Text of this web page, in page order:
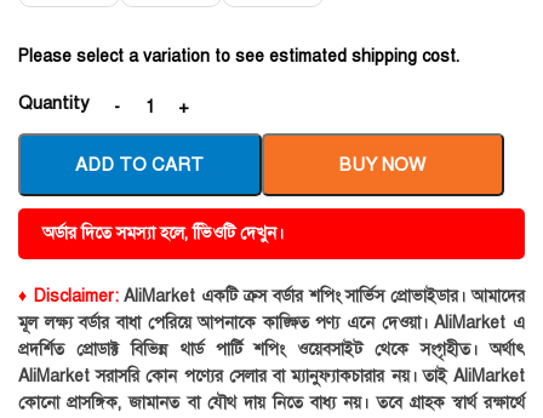
Please select a variation to see estimated shipping cost.
Quantity
ADD TO CART BUY NOW
অর্ডার দিতে সমস্যা হলে, ভিিওটি দেখুন।
♦ Disclaimer:AliMarket একটি ক্রস বর্ডার শপিং সার্ভিস প্রোভাইডার। আমাদের
মূল লক্ষ্য বর্ডার বাধা পেরিয়ে আপনাকে কাঙ্ক্ষিত পণ্য এনে দেওয়া। AliMarket এ
প্রদর্শিত প্রোডাক্ট বিভিন্ন থার্ড পার্টি শপিং ওয়েবসাইট থেকে সংগৃহীত। অর্থাৎ
AliMarket সরাসরি কোন পণ্যের সেলার বা ম্যানুফ্যাকচারার নয়। তাই AliMarket
কোনো প্রাসঙ্গিক, জামানত বা যৌথ দায় নিতে বাধ্য নয়। তবে গ্রাহক স্বার্থ রক্ষার্থে